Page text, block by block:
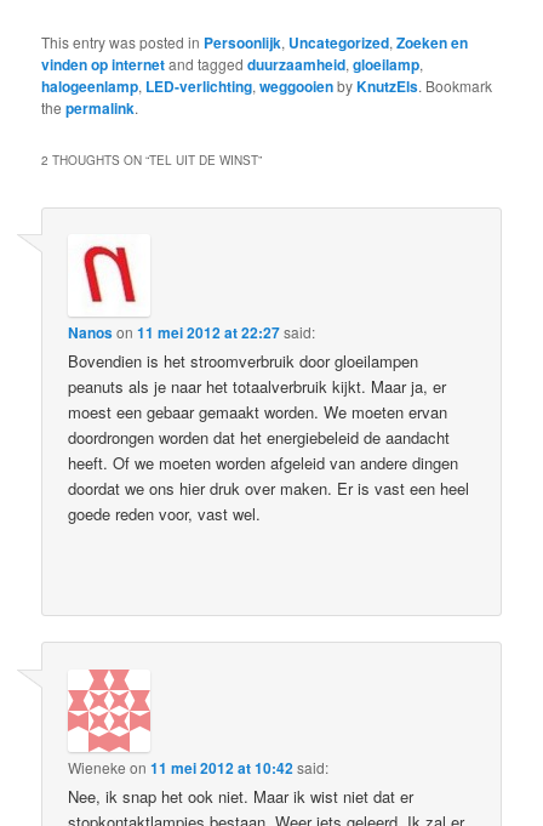
This entry was posted in Persoonlijk, Uncategorized,Zoeken en
vinden op internetand taggedduurzaamheid,gloeilamp,
halogeenlamp, LED-verlichting,weggooienbyKnutzEls. Bookmark
thepermalink.
2 THOUGHTS ON “TEL UIT DE WINST”
Nanoson11 mei 2012 at 22:27said:
Bovendien is het stroomverbruik door gloeilampen
peanuts als je naar het totaalverbruik kijkt. Maar ja, er
moest een gebaar gemaakt worden. We moeten ervan
doordrongen worden dat het energiebeleid de aandacht
heeft. Of we moeten worden afgeleid van andere dingen
doordat we ons hier druk over maken. Er is vast een heel
goede reden voor, vast wel.
Wieneke on11 mei 2012 at 10:42said:
Nee, ik snap het ook niet. Maar ik wist niet dat er
stopkontaktlampjes bestaan. Weer iets geleerd. Ik zal er